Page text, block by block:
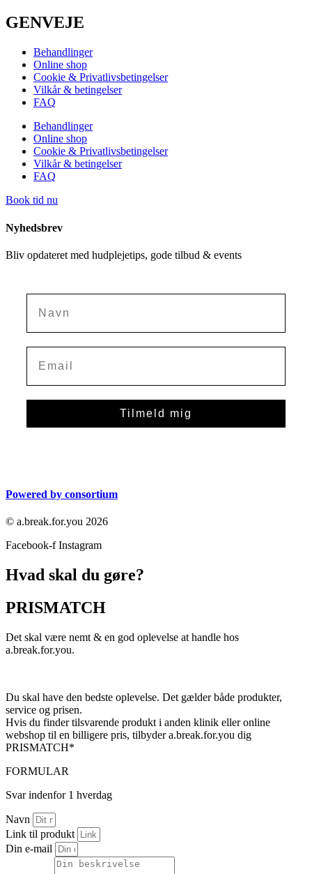
GENVEJE
Behandlinger
Online shop
Cookie & Privatlivsbetingelser
Vilkår & betingelser
FAQ
Behandlinger
Online shop
Cookie & Privatlivsbetingelser
Vilkår & betingelser
FAQ
Book tid nu
Nyhedsbrev
Bliv opdateret med hudplejetips, gode tilbud & events
Tilmeld mig
Powered by consortium
© a.break.for.you 2026
Facebook-f Instagram
Hvad skal du gøre?
PRISMATCH
Det skal være nemt & en god oplevelse at handle hos
a.break.for.you.
Du skal have den bedste oplevelse. Det gælder både produkter,
service og prisen.
Hvis du finder tilsvarende produkt i anden klinik eller online
webshop til en billigere pris, tilbyder a.break.for.you dig
PRISMATCH*
FORMULAR
Svar indenfor 1 hverdag
Navn
Link til produkt
Din e-mail